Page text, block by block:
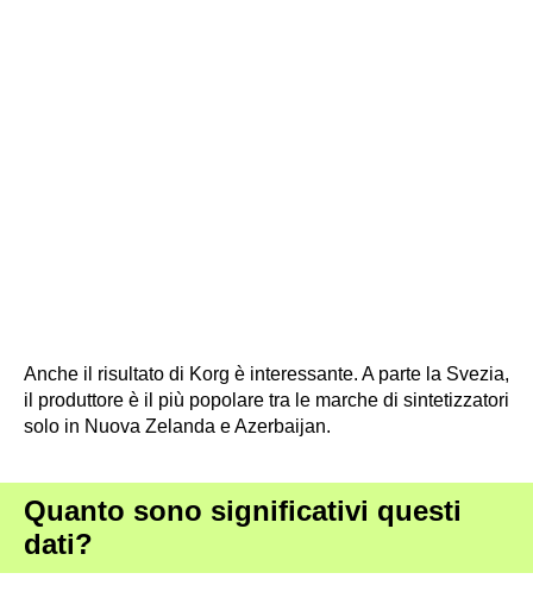
Anche il risultato di Korg è interessante. A parte la Svezia,
il produttore è il più popolare tra le marche di sintetizzatori
solo in Nuova Zelanda e Azerbaijan.
Quanto sono significativi questi
dati?